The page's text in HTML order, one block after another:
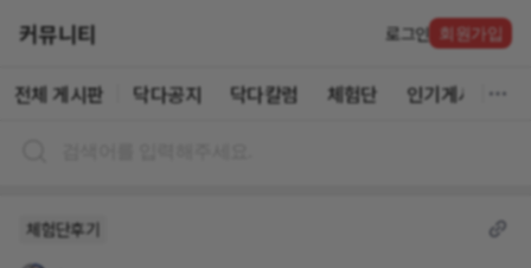
커뮤니티 로그인 회원가입
전체 게시판 닥다공지 닥다칼럼 체험단 인기게시글
체험단후기